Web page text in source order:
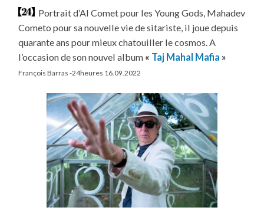
Portrait d’Al Comet pour les Young Gods, Mahadev
Cometo pour sa nouvelle vie de sitariste, il joue depuis
quarante ans pour mieux chatouiller le cosmos. A
l’occasion de son nouvel album « Taj Mahal Mafia »
François Barras -24heures 16.09.2022